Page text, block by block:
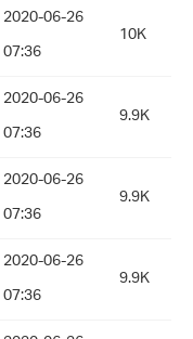
2020-06-26
07:36
10K
2020-06-26
07:36
9.9K
2020-06-26
07:36
9.9K
2020-06-26
07:36
9.9K